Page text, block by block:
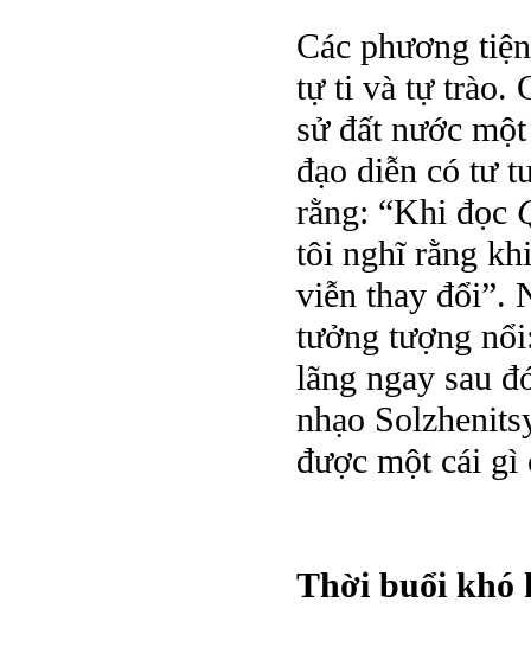
Các phương
tự ti và tự trào.
sử đất nước
đạo diễn có tư
rằng: “Khi đọc
tôi nghĩ rằng
viễn thay đổi”.
tưởng tượng
lãng ngay sau
nhạo
được một cái gì
Thời buổi khó